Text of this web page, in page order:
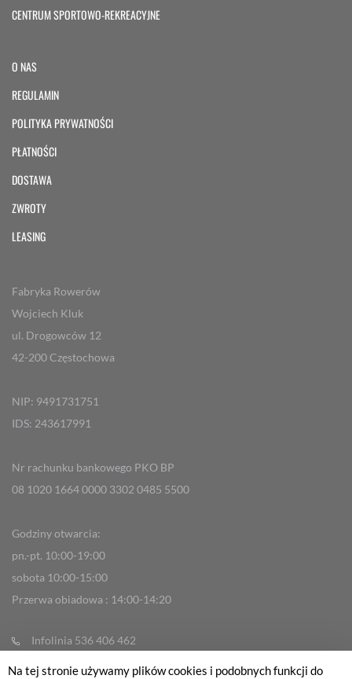
CENTRUM SPORTOWO-REKREACYJNE
O NAS
REGULAMIN
POLITYKA PRYWATNOŚCI
PŁATNOŚCI
DOSTAWA
ZWROTY
LEASING
Fabryka Rowerów
Wojciech Kluk
ul. Drogowców 12
42-200 Częstochowa
NIP: 9491731751
IDS: 243617991
Nr rachunku bankowego PKO BP
08 1020 1664 0000 3302 0485 5500
Godziny otwarcia:
pn.-pt. 10:00-19:00
sobota 10:00-15:00
Przerwa obiadowa : 14:00-14:20
Infolinia 536 406 462
info@fabrykarowerow.com
Na tej stronie używamy plików cookies i podobnych funkcji do